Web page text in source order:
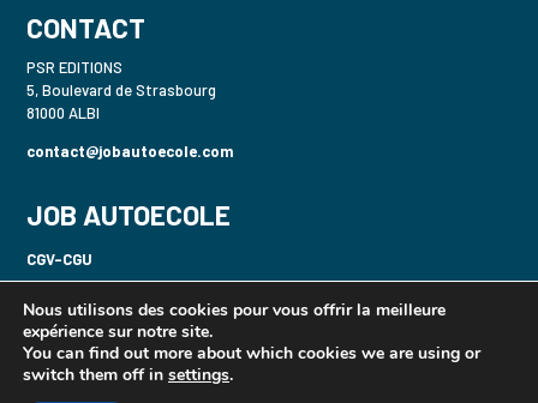
CONTACT
PSR EDITIONS
5, Boulevard de Strasbourg
81000 ALBI
contact@jobautoecole.com
JOB AUTOECOLE
CGV-CGU
Mentions légales
Gecaser B / 2 Roues
Nous utilisons des cookies pour vous offrir la meilleure
expérience sur notre site.
You can find out more about which cookies we are using or
switch them off in settings.